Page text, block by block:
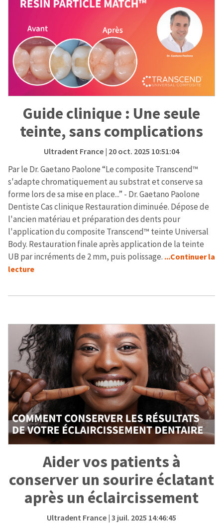
Guide clinique : Une seule
teinte, sans complications
Ultradent France| 20 oct. 2025 10:51:04
Par le Dr. Gaetano Paolone “Le composite Transcend™
s'adapte chromatiquement au substrat et conserve sa
forme lors de sa mise en place...” - Dr. Gaetano Paolone
Dentiste Cas clinique Restauration diminuée. Dépose de
l'ancien matériau et préparation des dents pour
l'application du composite Transcend™ teinte Universal
Body. Restauration finale après application de la teinte
UB par incréments de 2 mm, puis polissage. ...Continuer la
lecture
Aider vos patients à
conserver un sourire éclatant
après un éclaircissement
Ultradent France| 3 juil. 2025 14:46:45